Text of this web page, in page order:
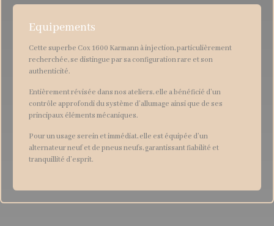
Equipements
Cette superbe Cox 1600 Karmann à injection, particulièrement
recherchée, se distingue par sa configuration rare et son
authenticité.
Entièrement révisée dans nos ateliers, elle a bénéficié d’un
contrôle approfondi du système d’allumage ainsi que de ses
principaux éléments mécaniques.
Pour un usage serein et immédiat, elle est équipée d’un
alternateur neuf et de pneus neufs, garantissant fiabilité et
tranquillité d’esprit.